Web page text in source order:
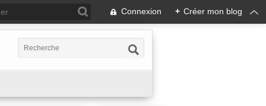
Connexion + Créer mon blog